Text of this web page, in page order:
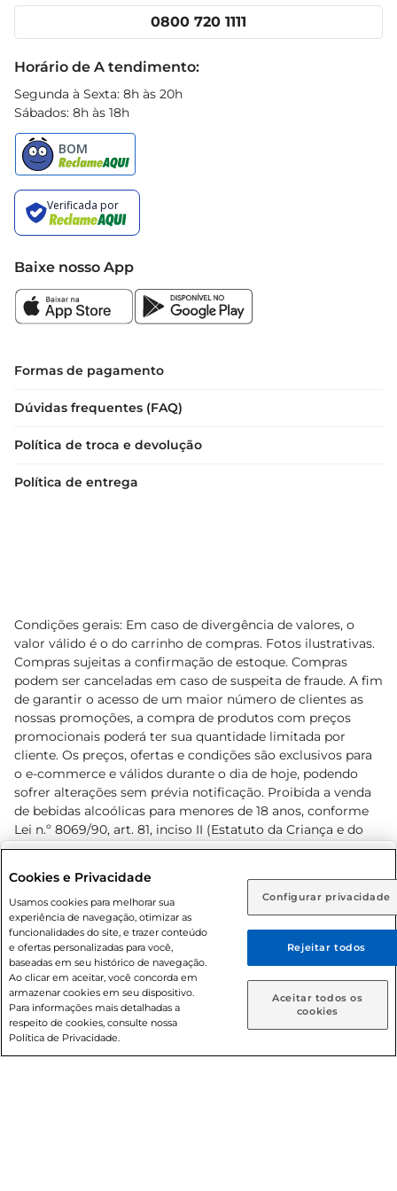
Rio de Janeiro (RJ) Goiás (GO)
Ou
Caso queira comprar online, informe como deseja receber
suas compras:
Entrega em casa Retire em Loja
Cencosud Media
0800 720 1111
Horário de A tendimento:
Segunda à Sexta: 8h às 20h
Sábados: 8h às 18h
Baixe nosso App
Formas de pagamento
Dúvidas frequentes (FAQ)
Política de troca e devolução
Política de entrega
Condições gerais: Em caso de divergência de valores, o
valor válido é o do carrinho de compras. Fotos ilustrativas.
Compras sujeitas a confirmação de estoque. Compras
podem ser canceladas em caso de suspeita de fraude. A fim
de garantir o acesso de um maior número de clientes as
nossas promoções, a compra de produtos com preços
promocionais poderá ter sua quantidade limitada por
cliente. Os preços, ofertas e condições são exclusivos para
o e-commerce e válidos durante o dia de hoje, podendo
sofrer alterações sem prévia notificação. Proibida a venda
de bebidas alcoólicas para menores de 18 anos, conforme
Lei n.º 8069/90, art. 81, inciso II (Estatuto da Criança e do
Adolescente). Preços e condições exclusivos para o
prévio. O valor mínimo para as compras on-line é de R$
80,00.
© 2026 Copyright. Todos os direitos
reservados Prezunic.
Cookies e Privacidade
Usamos cookies para melhorar sua
experiência de navegação, otimizar as
funcionalidades do site, e trazer conteúdo
e ofertas personalizadas para você,
baseadas em seu histórico de navegação.
Ao clicar em aceitar, você concorda em
armazenar cookies em seu dispositivo.
Para informações mais detalhadas a
respeito de cookies, consulte nossa
Política de Privacidade.
Configurar privacidade
Rejeitar todos
Aceitar todos os
cookies